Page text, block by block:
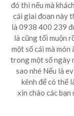
đó thì nếu mà
cái giai đoạn này
là 0938 400 239
là cũng tối muộn
một số cái mà
trong một số ngày
sao nhé Nếu là
kênh để có thể
xin chào các bạn